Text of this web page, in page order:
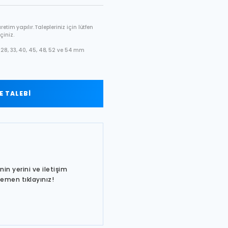
yapılır. Talepleriniz için lütfen
33, 40, 45, 48, 52 ve 54 mm
TALEBİ
yerini ve iletişim
tıklayınız!